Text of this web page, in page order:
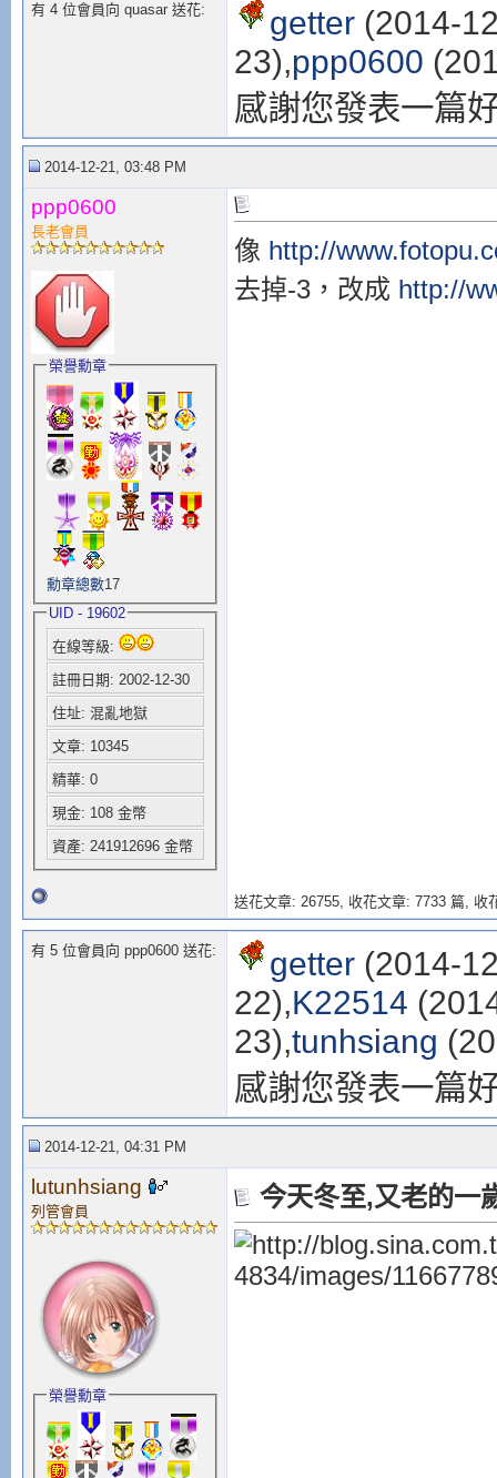
有 4 位會員向 quasar 送花: getter(2014-
23),ppp0600
感謝您發表一篇
2014-12-21, 03:48 PM
ppp0600
長老會員
榮譽勳章
勳章總數17
UID - 19602
在線等級:
註冊日期: 2002-12-30
住址: 混亂地獄
文章: 10345
精華: 0
現金: 108 金幣
資產: 241912696 金幣
像 http://
去掉-3，改成 http://
送花文章: 26755, 收花文章: 7733 篇, 收
有 5 位會員向 ppp0600 送花: getter(2014-
22),K22514
23),tunhsiang
感謝您發表一篇
2014-12-21, 04:31 PM
lutunhsiang
列管會員
榮譽勳章
今天冬至,又老的一